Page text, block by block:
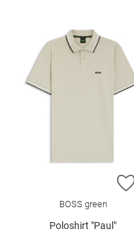
BOSS green
Poloshirt "Paul"